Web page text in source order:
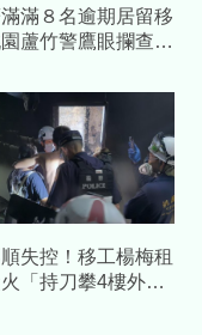
滿８名逾期居留移
蘆竹警鷹眼攔查車
失控！移工楊梅租
「持刀攀4樓外